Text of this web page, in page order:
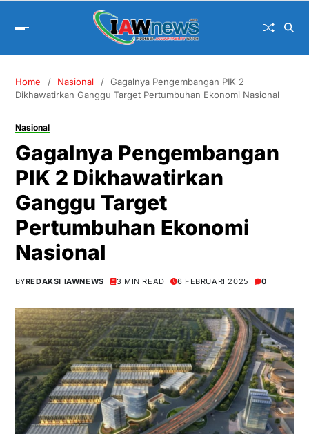
Home Nasional
Gagalnya Pengembangan PIK 2
Dikhawatirkan Ganggu Target Pertumbuhan Ekonomi Nasional
Nasional
Gagalnya Pengembangan
PIK 2 Dikhawatirkan
Ganggu Target
Pertumbuhan Ekonomi
Nasional
BYREDAKSI IAWNEWS 3 MIN READ 6 FEBRUARI 2025 0